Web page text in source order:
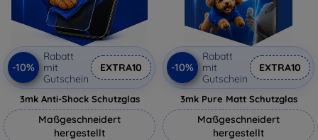
-10%
Rabatt
mit
Gutschein
EXTRA10
3mk Anti-Shock Schutzglas
Maßgeschneidert
hergestellt
-10%
Rabatt
mit
Gutschein
EXTRA10
3mk Pure Matt Schutzglas
Maßgeschneidert
hergestellt